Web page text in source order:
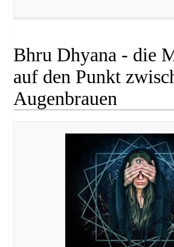
Bhru Dhyana - die
auf den Punkt
Augenbrauen